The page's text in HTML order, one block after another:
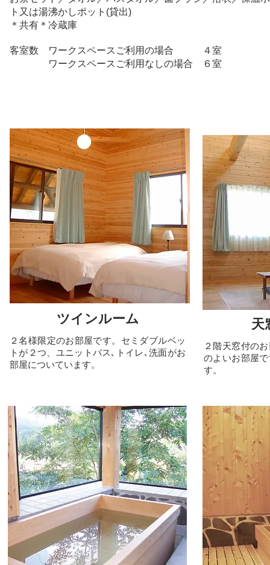
ト又は湯沸かしポット(貸出)
＊共有＊ 冷蔵庫
客室数 ワークスペースご利用の場合 ４室
ワークスペースご利用なしの場合 ６室
ツインルーム
２名様限定のお部屋です。 セミダブルベッ
トが２つ、ユニットバス､トイレ､洗面がお
部屋についています。
天
２階天窓付の
のよいお部屋
す。